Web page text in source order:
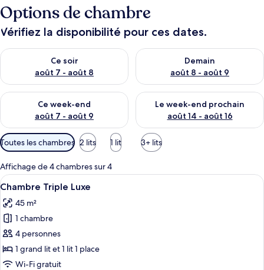
Options de chambre
Vérifiez la disponibilité pour ces dates.
Ce soir
août 7 - août 8
Vérifier la disponibilité pour ce soir août 7 - août 8
Demain
août 8 - août 9
Vérifier la disponibilité pour
Ce week-end
août 7 - août 9
Vérifier la disponibilité pour ce week-end août 7 - août 9
Le week-end prochain
août 14 - août 16
Vérifier la disponibilité pour
Filtres
disponibles
pour
les
chambres
Toutes les chambres 2 lits 1 lit 3+ lits
Affichage de 4 chambres sur 4
Afficher
toutes
les
photos
pour
ce
type
Une chambre avec un plafond en
15
Chambre Triple Luxe
45 m²
1 chambre
4 personnes
1 grand lit et 1 lit 1 place
Wi-Fi gratuit